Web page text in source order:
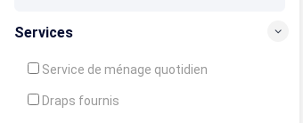
Services
Service de ménage quotidien
Draps fournis